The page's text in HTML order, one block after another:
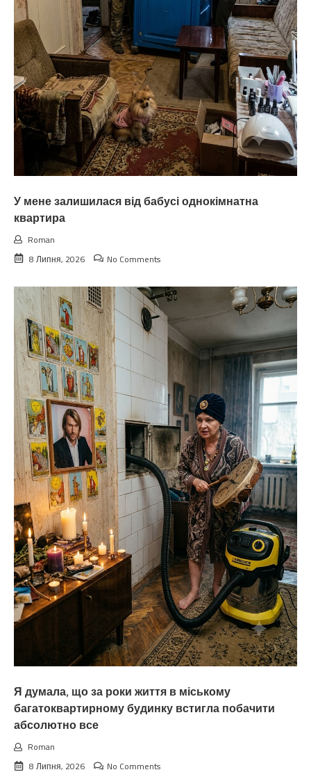
У мене залишилася від бабусі однокімнатна
квартира
Roman
8 Липня, 2026
No Comments
Я думала, що за роки життя в міському
багатоквартирному будинку встигла побачити
абсолютно все
Roman
8 Липня, 2026
No Comments